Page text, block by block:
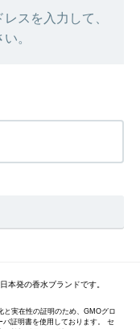
スを入力して、
。
本発の香水ブランドです。
と実在性の証明のため、GMOグロ
証明書を使用しております。 セ